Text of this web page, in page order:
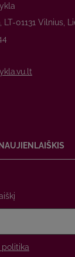
01131 Vilnius,